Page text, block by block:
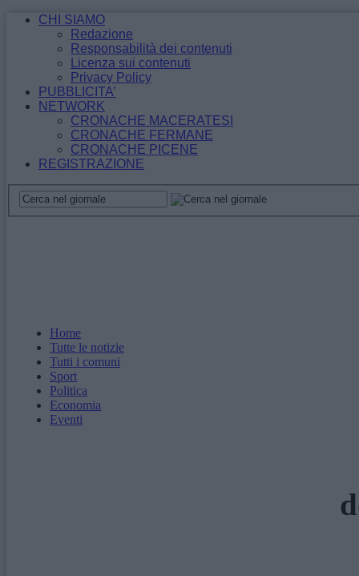
CHI SIAMO
Redazione
Responsabilità dei contenuti
Licenza sui contenuti
Privacy Policy
PUBBLICITA’
NETWORK
CRONACHE MACERATESI
CRONACHE FERMANE
CRONACHE PICENE
REGISTRAZIONE
Home
Tutte le notizie
Tutti i comuni
Sport
Politica
Economia
Eventi